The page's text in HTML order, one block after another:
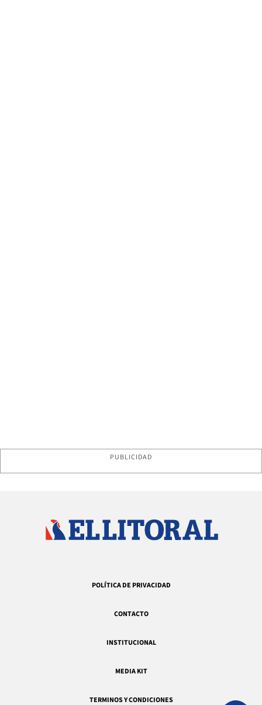
PUBLICIDAD
POLÍTICA DE PRIVACIDAD
CONTACTO
INSTITUCIONAL
MEDIA KIT
TERMINOS Y CONDICIONES